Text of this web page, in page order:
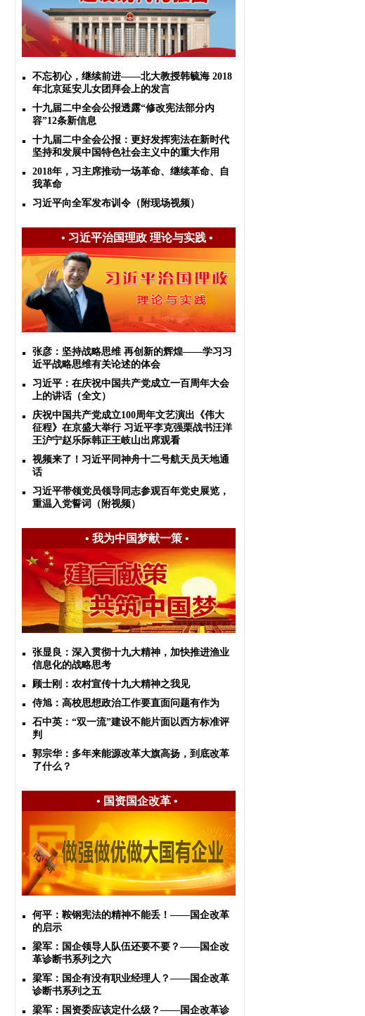
不忘初心，继续前进——北大教授韩毓海 2018
年北京延安儿女团拜会上的发言
十九届二中全会公报透露“修改宪法部分内
容”12条新信息
十九届二中全会公报：更好发挥宪法在新时代
坚持和发展中国特色社会主义中的重大作用
2018年，习主席推动一场革命、继续革命、自
我革命
习近平向全军发布训令（附现场视频）
• 习近平治国理政 理论与实践•
张彦：坚持战略思维 再创新的辉煌——学习习
近平战略思维有关论述的体会
习近平：在庆祝中国共产党成立一百周年大会
上的讲话（全文）
庆祝中国共产党成立100周年文艺演出《伟大
征程》在京盛大举行 习近平李克强栗战书汪洋
王沪宁赵乐际韩正王岐山出席观看
视频来了！习近平同神舟十二号航天员天地通
话
习近平带领党员领导同志参观百年党史展览，
重温入党誓词（附视频）
• 我为中国梦献一策•
张显良：深入贯彻十九大精神，加快推进渔业
信息化的战略思考
顾士刚：农村宣传十九大精神之我见
侍旭：高校思想政治工作要直面问题有作为
石中英：“双一流”建设不能片面以西方标准评
判
郭宗华：多年来能源改革大旗高扬，到底改革
了什么？
• 国资国企改革•
​何平：鞍钢宪法的精神不能丢！——国企改革
的启示
梁军：国企领导人队伍还要不要？——国企改
革诊断书系列之六
梁军：国企有没有职业经理人？——国企改革
诊断书系列之五
梁军：国资委应该定什么级？——国企改革诊